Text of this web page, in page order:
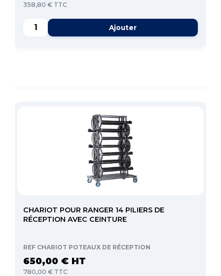
358,80 € TTC
Ajouter
CHARIOT POUR RANGER 14 PILIERS DE
RÉCEPTION AVEC CEINTURE
REF CHARIOT POTEAUX DE RÉCEPTION
650,00 € HT
780,00 € TTC